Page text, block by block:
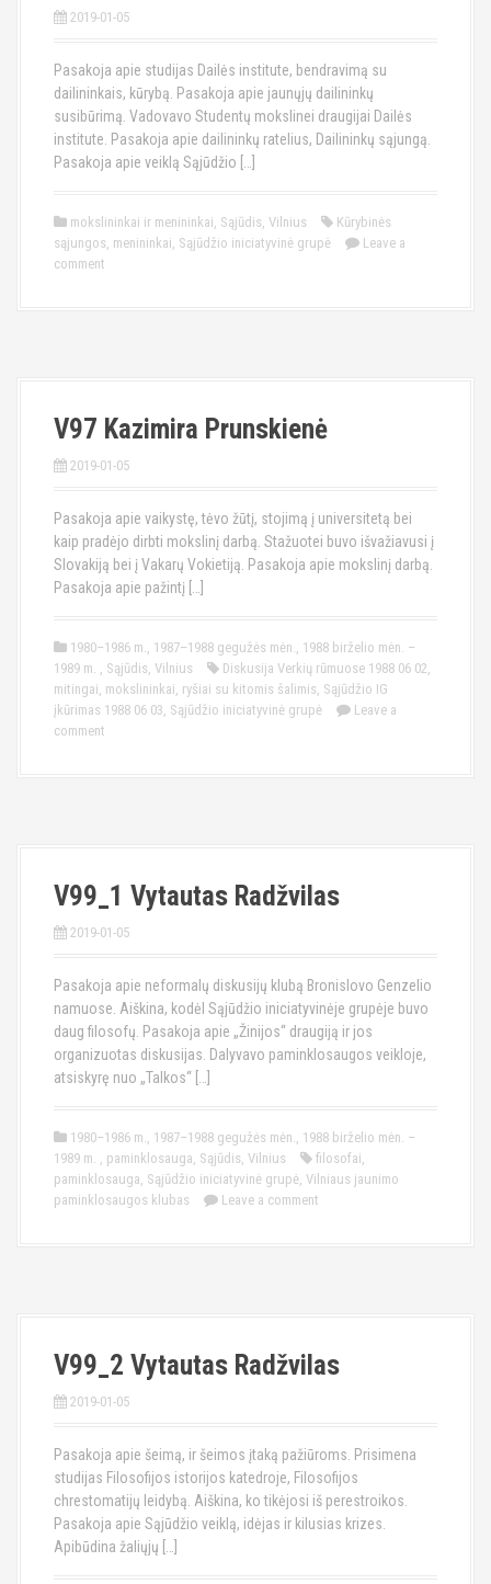
2019-01-05
Pasakoja apie studijas Dailės institute, bendravimą su
dailininkais, kūrybą. Pasakoja apie jaunųjų dailininkų
susibūrimą. Vadovavo Studentų mokslinei draugijai Dailės
institute. Pasakoja apie dailininkų ratelius, Dailininkų sąjungą.
Pasakoja apie veiklą Sąjūdžio […]
mokslininkai ir menininkai, Sąjūdis, Vilnius
Kūrybinės
sąjungos, menininkai, Sąjūdžio iniciatyvinė grupė
Leave a
comment
V97 Kazimira Prunskienė
2019-01-05
Pasakoja apie vaikystę, tėvo žūtį, stojimą į universitetą bei
kaip pradėjo dirbti mokslinį darbą. Stažuotei buvo išvažiavusi į
Slovakiją bei į Vakarų Vokietiją. Pasakoja apie mokslinį darbą.
Pasakoja apie pažintį […]
1980–1986 m., 1987–1988 gegužės mėn., 1988 birželio mėn. –
1989 m. , Sąjūdis, Vilnius Diskusija Verkių rūmuose 1988 06 02,
mitingai, mokslininkai, ryšiai su kitomis šalimis, Sąjūdžio IG
įkūrimas 1988 06 03, Sąjūdžio iniciatyvinė grupė
Leave a
comment
V99_1 Vytautas Radžvilas
2019-01-05
Pasakoja apie neformalų diskusijų klubą Bronislovo Genzelio
namuose. Aiškina, kodėl Sąjūdžio iniciatyvinėje grupėje buvo
daug filosofų. Pasakoja apie „Žinijos“ draugiją ir jos
organizuotas diskusijas. Dalyvavo paminklosaugos veikloje,
atsiskyrę nuo „Talkos“ […]
1980–1986 m., 1987–1988 gegužės mėn., 1988 birželio mėn. –
1989 m. , paminklosauga, Sąjūdis, Vilnius filosofai,
paminklosauga, Sąjūdžio iniciatyvinė grupė, Vilniaus jaunimo
paminklosaugos klubas
Leave a comment
V99_2 Vytautas Radžvilas
2019-01-05
Pasakoja apie šeimą, ir šeimos įtaką pažiūroms. Prisimena
studijas Filosofijos istorijos katedroje, Filosofijos
chrestomatijų leidybą. Aiškina, ko tikėjosi iš perestroikos.
Pasakoja apie Sąjūdžio veiklą, idėjas ir kilusias krizes.
Apibūdina žaliųjų […]